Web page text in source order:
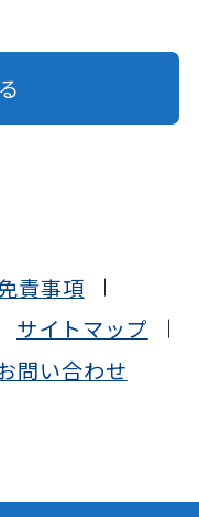
責事項
サイトマップ
問い合わせ